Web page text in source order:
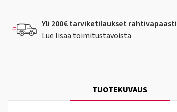
Yli 200€ tarviketilaukset rahtivapaasti
Lue lisää toimitustavoista
TUOTEKUVAUS